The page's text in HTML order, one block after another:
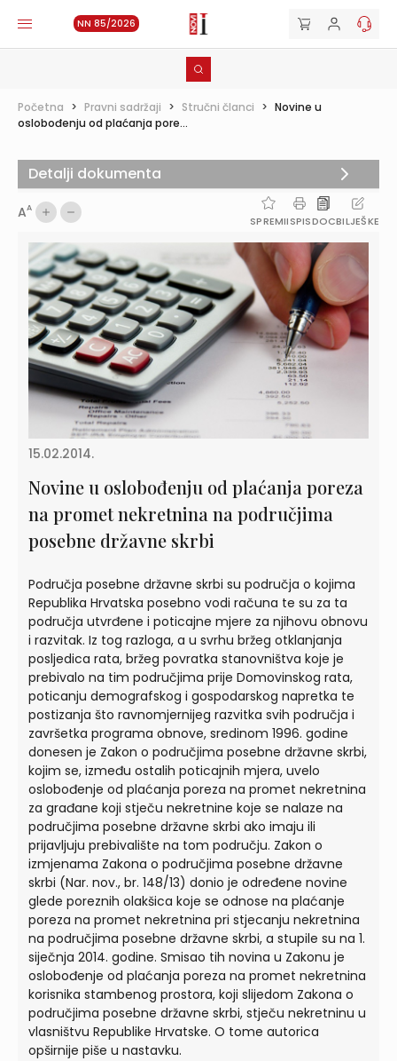
NN 85/2026
Početna > Pravni sadržaji > Stručni članci > Novine u
oslobođenju od plaćanja pore...
AA
SPREMIISPISDOCBILJEŠKE
15.02.2014.
Novine u oslobođenju od plaćanja poreza
na promet nekretnina na područjima
posebne državne skrbi
Područja posebne državne skrbi su područja o kojima
Republika Hrvatska posebno vodi računa te su za ta
područja utvrđene i poticajne mjere za njihovu obnovu
i razvitak. Iz tog razloga, a u svrhu bržeg otklanjanja
posljedica rata, bržeg povratka stanovništva koje je
prebivalo na tim područjima prije Domovinskog rata,
poticanju demografskog i gospodarskog napretka te
postizanja što ravnomjernijeg razvitka svih područja i
završetka programa obnove, sredinom 1996. godine
donesen je Zakon o područjima posebne državne skrbi,
kojim se, između ostalih poticajnih mjera, uvelo
oslobođenje od plaćanja poreza na promet nekretnina
za građane koji stječu nekretnine koje se nalaze na
područjima posebne državne skrbi ako imaju ili
prijavljuju prebivalište na tom području. Zakon o
izmjenama Zakona o područjima posebne državne
skrbi (Nar. nov., br. 148/13) donio je određene novine
glede poreznih olakšica koje se odnose na plaćanje
poreza na promet nekretnina pri stjecanju nekretnina
na područjima posebne državne skrbi, a stupile su na 1.
siječnja 2014. godine. Smisao tih novina u Zakonu je
oslobođenje od plaćanja poreza na promet nekretnina
korisnika stambenog prostora, koji slijedom Zakona o
područjima posebne državne skrbi, stječu nekretninu u
vlasništvu Republike Hrvatske. O tome autorica
opširnije piše u nastavku.
Detalji dokumenta